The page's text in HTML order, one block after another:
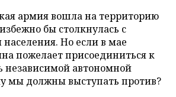
армия вошла на территорию
бы столкнулась с
Но если в мае
пожелает присоединиться к
независимой автономной
мы должны выступать против?